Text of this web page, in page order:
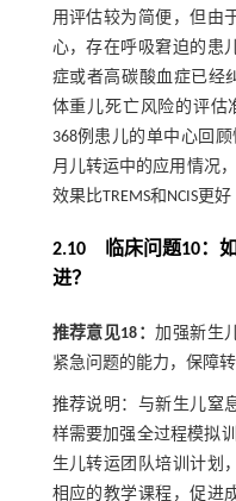
用评估较为简便，但由
心，存在呼吸窘迫的患
症或者高碳酸血症已经
体重儿死亡风险的评估
368例患儿的单中心回
月儿转运中的应用情况
效果比TREMS和NCIS更好
2.10 临床问题10：
进？
推荐意见18：加强新生
紧急问题的能力，保障转
推荐说明：与新生儿窒
样需要加强全过程模拟
生儿转运团队培训计划
相应的教学课程，促进